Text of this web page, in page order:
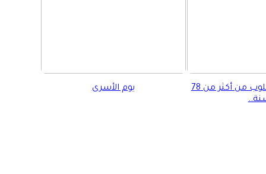
حكاية وطن مسلوب من أكثر من 78
يوم الأسرى